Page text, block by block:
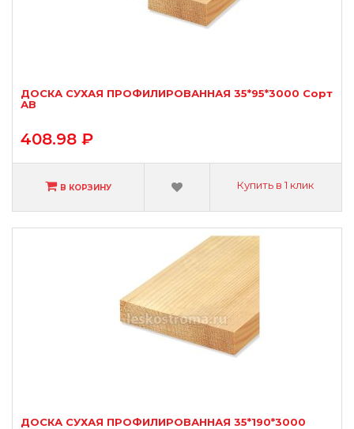
ДОСКА СУХАЯ ПРОФИЛИРОВАННАЯ 35*95*3000 Сорт
АВ
408.98 ₽
В КОРЗИНУ Купить в 1 клик
ДОСКА СУХАЯ ПРОФИЛИРОВАННАЯ 35*190*3000